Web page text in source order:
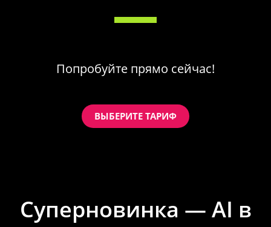
Попробуйте прямо сейчас!
ВЫБЕРИТЕ ТАРИФ
Суперновинка — AI в